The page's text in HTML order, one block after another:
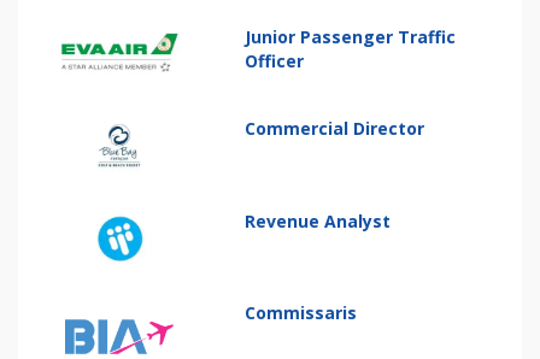
Junior Passenger Traffic
Officer
Commercial Director
Revenue Analyst
Commissaris